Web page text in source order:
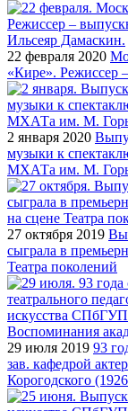
22 февраля 2020
«Кире». Режиссер
2 января 2020
музыки к
МХАТа им. М.
27 октября 2019
сыграла в
Театра поколений
29 июля 2019 93
зав. кафедрой
Корогодского